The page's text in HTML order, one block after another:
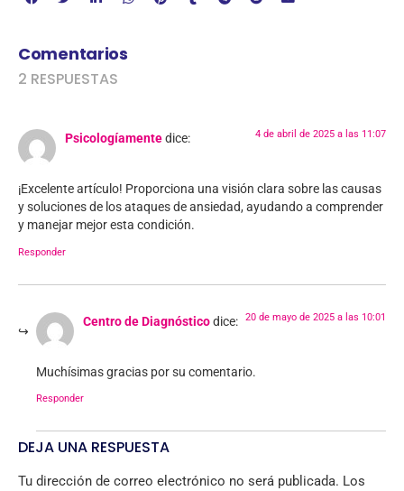
Comentarios
2 RESPUESTAS
Psicologíamentedice: 4 de abril de 2025 a las 11:07
¡Excelente artículo! Proporciona una visión clara sobre las causas
y soluciones de los ataques de ansiedad, ayudando a comprender
y manejar mejor esta condición.
Responder
Centro de Diagnósticodice: 20 de mayo de 2025 a las 10:01
Muchísimas gracias por su comentario.
Responder
DEJA UNA RESPUESTA
Tu dirección de correo electrónico no será publicada. Los